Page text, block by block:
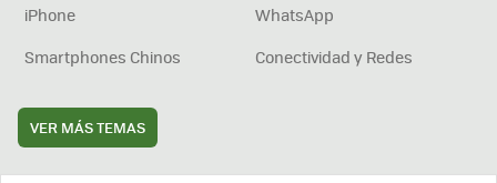
iPhone
WhatsApp
Smartphones Chinos
Conectividad y Redes
VER MÁS TEMAS